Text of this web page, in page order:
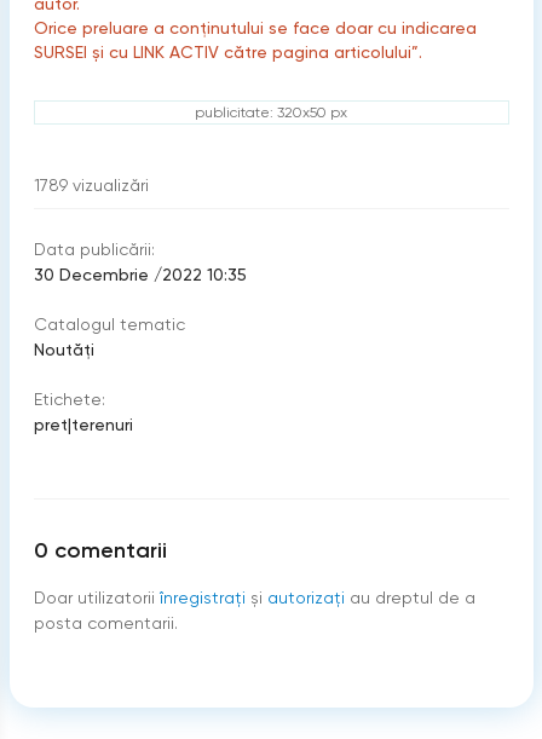
Orice preluare a conținutului se face doar cu indicarea
SURSEI și cu LINK ACTIV către pagina articolului”.
publicitate: 320x50 px
1789 vizualizări
Data publicării:
30 Decembrie /2022 10:35
Catalogul tematic
Noutăți
Etichete:
pret|terenuri
0 comentarii
Doar utilizatorii înregistraţi şi autorizați au dreptul de a
posta comentarii.